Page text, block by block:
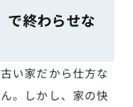
で終わらせな
い家だから仕方な
。しかし、家の快